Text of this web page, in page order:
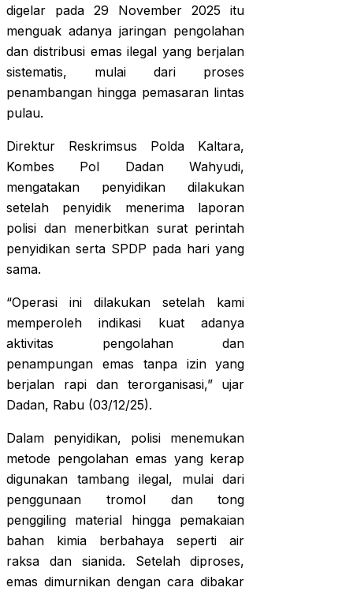
digelar pada 29 November 2025 itu
menguak adanya jaringan pengolahan
dan distribusi emas ilegal yang berjalan
sistematis, mulai dari proses
penambangan hingga pemasaran lintas
pulau.
Direktur Reskrimsus Polda Kaltara,
Kombes Pol Dadan Wahyudi,
mengatakan penyidikan dilakukan
setelah penyidik menerima laporan
polisi dan menerbitkan surat perintah
penyidikan serta SPDP pada hari yang
sama.
“Operasi ini dilakukan setelah kami
memperoleh indikasi kuat adanya
aktivitas pengolahan dan
penampungan emas tanpa izin yang
berjalan rapi dan terorganisasi,” ujar
Dadan, Rabu (03/12/25).
Dalam penyidikan, polisi menemukan
metode pengolahan emas yang kerap
digunakan tambang ilegal, mulai dari
penggunaan tromol dan tong
penggiling material hingga pemakaian
bahan kimia berbahaya seperti air
raksa dan sianida. Setelah diproses,
emas dimurnikan dengan cara dibakar